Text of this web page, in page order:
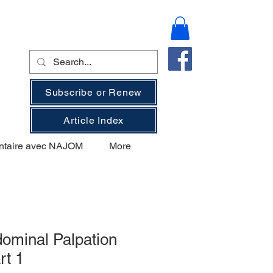
Subscribe or Renew
Article Index
avec NAJOM More
Palpation
1